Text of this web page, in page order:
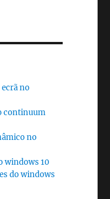
no
continuum
no
windows 10
do windows